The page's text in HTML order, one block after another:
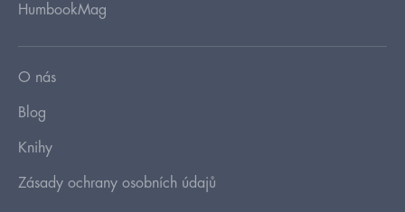
HumbookMag
O nás
Blog
Knihy
Zásady ochrany osobních údajů